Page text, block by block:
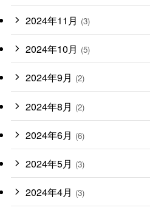
2024年11月 (3)
2024年10月 (5)
2024年9月 (2)
2024年8月 (2)
2024年6月 (6)
2024年5月 (3)
2024年4月 (3)